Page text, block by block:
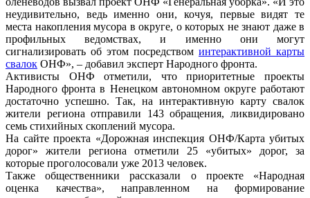
неудивительно, ведь именно они, кочуя, первые видят те
места накопления мусора в округе, о которых не знают даже в
профильных ведомствах, и именно они могут
сигнализировать об этом посредством интерактивной карты
свалок ОНФ», – добавил эксперт Народного фронта.
Активисты ОНФ отметили, что приоритетные проекты
Народного фронта в Ненецком автономном округе работают
достаточно успешно. Так, на интерактивную карту свалок
жители региона отправили 143 обращения, ликвидировано
семь стихийных скоплений мусора.
На сайте проекта «Дорожная инспекция ОНФ/Карта убитых
дорог» жители региона отметили 25 «убитых» дорог, за
которые проголосовали уже 2013 человек.
Также общественники рассказали о проекте «Народная
оценка качества», направленном на формирование